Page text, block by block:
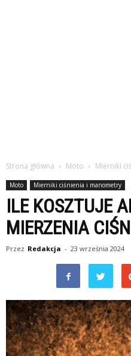
Strona główna Moto Mierniki
Moto Mierniki ciśnienia i manometry
ILE KOSZTUJE
MIERZENIA
Przez Redakcja - 23 września 2024